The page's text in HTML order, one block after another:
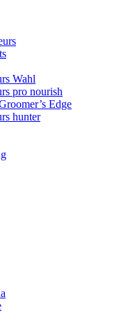
Wahl
pro nourish
Edge
hunter